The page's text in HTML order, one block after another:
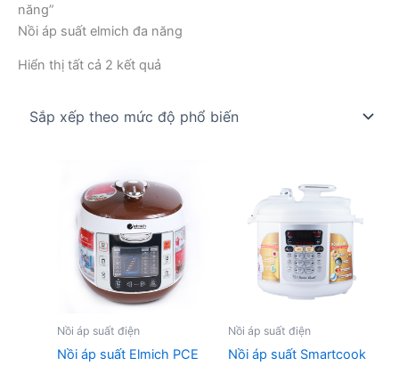
năng”
Nồi áp suất elmich đa năng
Hiển thị tất cả 2 kết quả
xếp
theo
phổ
biến
Nồi áp suất điện
Nồi áp suất Elmich PCE
Nồi áp suất điện
Nồi áp suất Smartcook